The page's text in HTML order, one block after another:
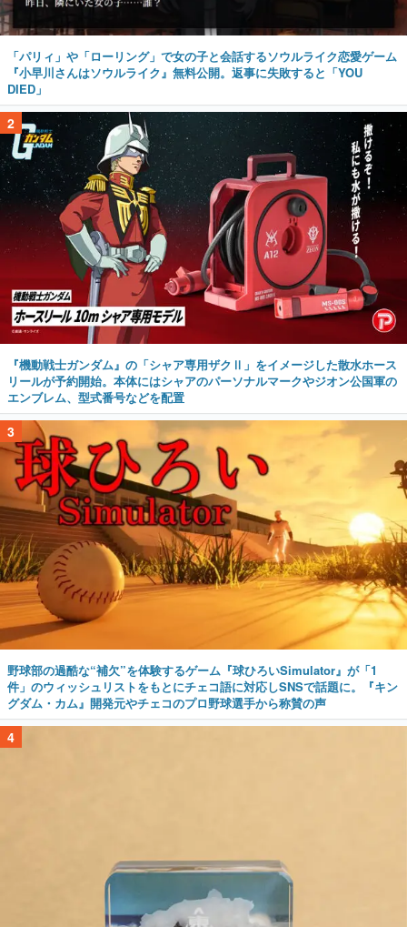
「パリィ」や「ローリング」で女の子と会話するソウルライク恋愛ゲーム
『小早川さんはソウルライク』無料公開。返事に失敗すると「YOU
DIED」
2
『機動戦士ガンダム』の「シャア専用ザクⅡ」をイメージした散水ホース
リールが予約開始。本体にはシャアのパーソナルマークやジオン公国軍の
エンブレム、型式番号などを配置
3
野球部の過酷な“補欠”を体験するゲーム『球ひろいSimulator』が「1
件」のウィッシュリストをもとにチェコ語に対応しSNSで話題に。『キン
グダム・カム』開発元やチェコのプロ野球選手から称賛の声
4